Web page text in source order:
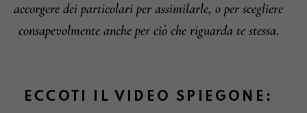
accorgere dei particolari per assimilarle, o per scegliere
consapevolmente anche per ciò che riguarda te stessa.
ECCOTI IL VIDEO SPIEGONE: